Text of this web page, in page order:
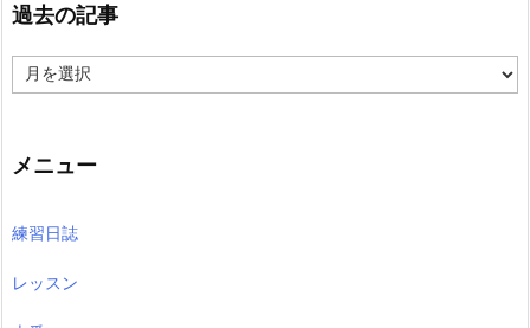
過去の記事
去
事
メニュー
練習日誌
レッスン